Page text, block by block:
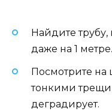
Найдите
даже на 1 метре.
Посмотрите на
тонкими
деградирует.